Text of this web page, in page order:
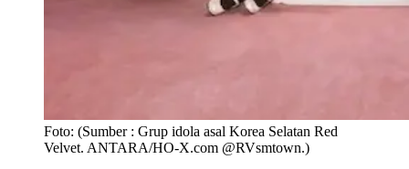
Foto: (Sumber : Grup idola asal Korea Selatan Red
Velvet. ANTARA/HO-X.com @RVsmtown.)